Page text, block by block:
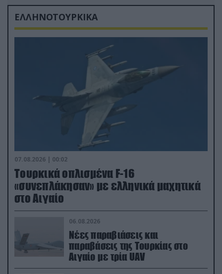
ΕΛΛΗΝΟΤΟΥΡΚΙΚΑ
07.08.2026 | 00:02
Τουρκικά οπλισμένα F-16
«συνεπλάκησαν» με ελληνικά μαχητικά
στο Αιγαίο
06.08.2026
Νέες παραβιάσεις και
παραβάσεις της Τουρκίας στο
Αιγαίο με τρία UAV